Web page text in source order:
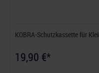
KOBRA-Schutzkassette für
19,90 €*